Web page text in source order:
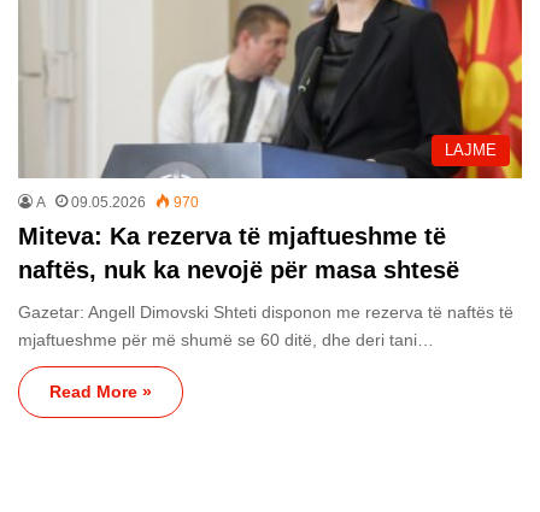
LAJME
A 09.05.2026 970
Miteva: Ka rezerva të mjaftueshme të
naftës, nuk ka nevojë për masa shtesë
Gazetar: Angell Dimovski Shteti disponon me rezerva të naftës të
mjaftueshme për më shumë se 60 ditë, dhe deri tani…
Read More »